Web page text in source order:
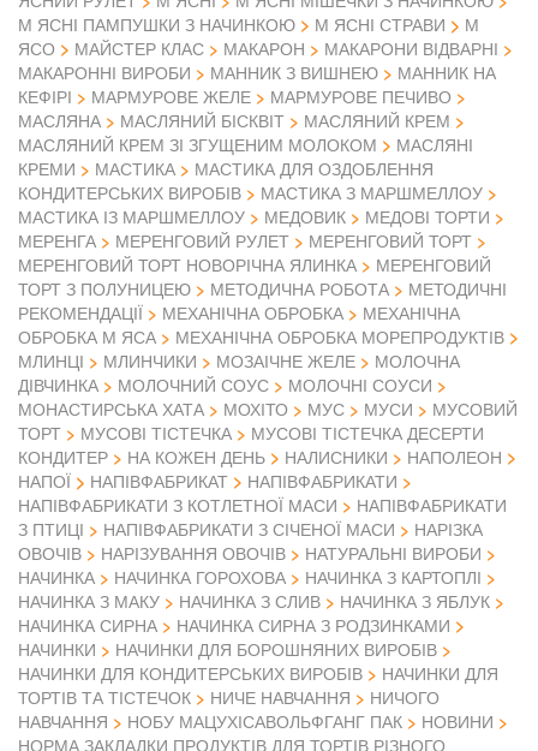
М ЯСНІ ПАМПУШКИ З НАЧИНКОЮ
М ЯСНІ СТРАВИ
М
ЯСО
МАЙСТЕР КЛАС МАКАРОН
МАКАРОНИ ВІДВАРНІ
МАКАРОННІ ВИРОБИ
МАННИК З ВИШНЕЮ
МАННИК НА
КЕФІРІ
МАРМУРОВЕ ЖЕЛЕ
МАРМУРОВЕ ПЕЧИВО
МАСЛЯНА
МАСЛЯНИЙ БІСКВІТ
МАСЛЯНИЙ КРЕМ
МАСЛЯНИЙ КРЕМ ЗІ ЗГУЩЕНИМ МОЛОКОМ
МАСЛЯНІ
КРЕМИ
МАСТИКА
МАСТИКА ДЛЯ ОЗДОБЛЕННЯ
КОНДИТЕРСЬКИХ ВИРОБІВ
МАСТИКА З МАРШМЕЛЛОУ
МАСТИКА ІЗ МАРШМЕЛЛОУ
МЕДОВИК
МЕДОВІ ТОРТИ
МЕРЕНГА
МЕРЕНГОВИЙ РУЛЕТ
МЕРЕНГОВИЙ ТОРТ
МЕРЕНГОВИЙ ТОРТ НОВОРІЧНА ЯЛИНКА
МЕРЕНГОВИЙ
ТОРТ З ПОЛУНИЦЕЮ
МЕТОДИЧНА РОБОТА
МЕТОДИЧНІ
РЕКОМЕНДАЦІЇ
МЕХАНІЧНА ОБРОБКА
МЕХАНІЧНА
ОБРОБКА М ЯСА
МЕХАНІЧНА ОБРОБКА МОРЕПРОДУКТІВ
МЛИНЦІ
МЛИНЧИКИ МОЗАІЧНЕ ЖЕЛЕ
МОЛОЧНА
ДІВЧИНКА
МОЛОЧНИЙ СОУС
МОЛОЧНІ СОУСИ
МОНАСТИРСЬКА ХАТА
МОХІТО МУС МУСИ
МУСОВИЙ
ТОРТ
МУСОВІ ТІСТЕЧКА
МУСОВІ ТІСТЕЧКА ДЕСЕРТИ
КОНДИТЕР
НА КОЖЕН ДЕНЬ НАЛИСНИКИ
НАПОЛЕОН
НАПОЇ
НАПІВФАБРИКАТ
НАПІВФАБРИКАТИ
НАПІВФАБРИКАТИ З КОТЛЕТНОЇ МАСИ
НАПІВФАБРИКАТИ
З ПТИЦІ
НАПІВФАБРИКАТИ З СІЧЕНОЇ МАСИ
НАРІЗКА
ОВОЧІВ
НАРІЗУВАННЯ ОВОЧІВ
НАТУРАЛЬНІ ВИРОБИ
НАЧИНКА
НАЧИНКА ГОРОХОВА
НАЧИНКА З КАРТОПЛІ
НАЧИНКА З МАКУ
НАЧИНКА З СЛИВ
НАЧИНКА З ЯБЛУК
НАЧИНКА СИРНА
НАЧИНКА СИРНА З РОДЗИНКАМИ
НАЧИНКИ
НАЧИНКИ ДЛЯ БОРОШНЯНИХ ВИРОБІВ
НАЧИНКИ ДЛЯ КОНДИТЕРСЬКИХ ВИРОБІВ
НАЧИНКИ ДЛЯ
ТОРТІВ ТА ТІСТЕЧОК
НИЧЕ НАВЧАННЯ
НИЧОГО
НАВЧАННЯ
НОБУ МАЦУХІСАВОЛЬФГАНГ ПАК
НОВИНИ
НОРМА ЗАКЛАДКИ ПРОДУКТІВ ДЛЯ ТОРТІВ РІЗНОГО